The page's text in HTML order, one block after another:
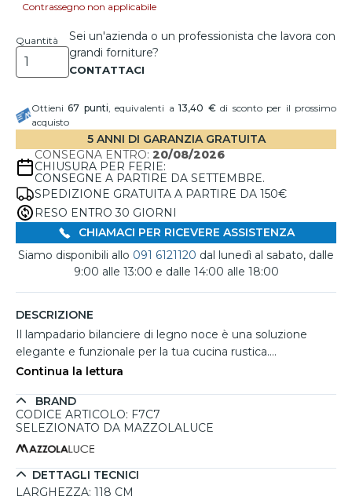
Contrassegno non applicabile
Quantità
Sei un'azienda o un professionista che lavora con
grandi forniture?
Ottieni67 punti, equivalenti a13,40 €di sconto per il prossimo
acquisto
5 ANNI DI GARANZIA GRATUITA
CONSEGNA ENTRO: 20/08/2026
CHIUSURA PER FERIE:
CONSEGNE A PARTIRE DA SETTEMBRE.
SPEDIZIONE GRATUITA A PARTIRE DA 150€
RESO ENTRO 30 GIORNI
CHIAMACI PER RICEVERE ASSISTENZA
Siamo disponibili allo 091 6121120 dal lunedì al sabato, dalle
9:00 alle 13:00 e dalle 14:00 alle 18:00
DESCRIZIONE
Il lampadario bilanciere di legno noce è una soluzione
elegante e funzionale per la tua cucina rustica.
Caratterizzato da una struttura in legno pregiato e da tre
perfettamente stile loft, moderno e scandinavo. La finitura
marrone delle lampade si sposa armoniosamente con il
per illuminare tavoli o isole, offre un'illuminazione versatile
grazie alla sua compatibilità con lampadine E27 di diversa
potenza. Può essere facilmente regolato in altezza da un
Continua la lettura
BRAND
CODICE ARTICOLO: F7C7
SELEZIONATO DA MAZZOLALUCE
DETTAGLI TECNICI
LARGHEZZA: 118 CM